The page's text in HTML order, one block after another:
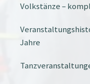
Volkstänze –
Jahre